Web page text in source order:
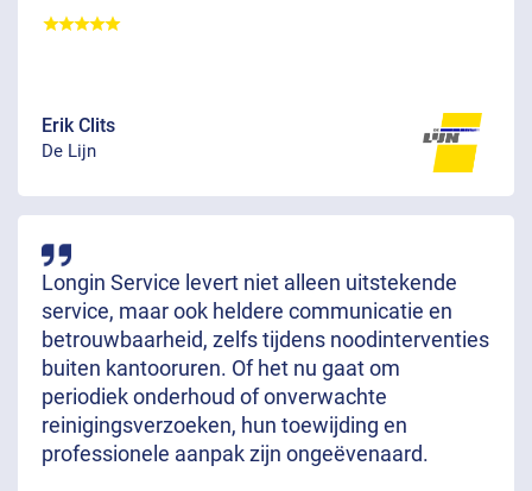
Erik Clits
De Lijn
Longin Service levert niet alleen uitstekende
service, maar ook heldere communicatie en
betrouwbaarheid, zelfs tijdens noodinterventies
buiten kantooruren. Of het nu gaat om
periodiek onderhoud of onverwachte
reinigingsverzoeken, hun toewijding en
professionele aanpak zijn ongeëvenaard.